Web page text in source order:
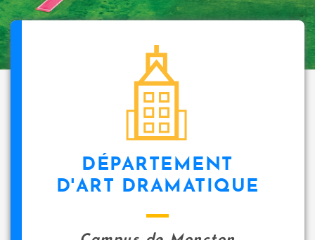
DÉPARTEMENT
D'ART DRAMATIQUE